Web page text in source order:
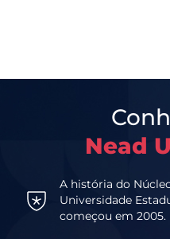
Nead
A história do
Universidade
começou em 2005.